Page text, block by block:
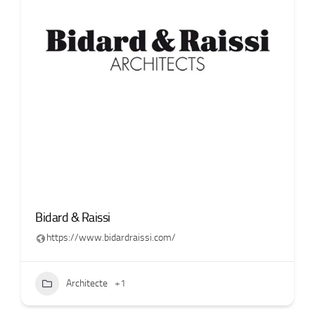
Bidard & Raissi
https://www.bidardraissi.com/
Architecte +1